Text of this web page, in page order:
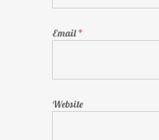
Email*
Website